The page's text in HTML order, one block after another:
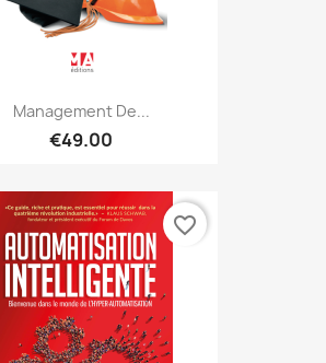
Management De...
€49.00
favorite_border